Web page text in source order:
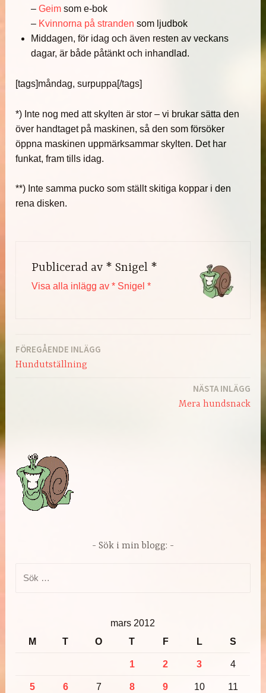
– Geimsom e-bok
– Kvinnorna på stranden som ljudbok
Middagen, för idag och även resten av veckans
dagar, är både påtänkt och inhandlad.
[tags]måndag, surpuppa[/tags]
*) Inte nog med att skylten är stor – vi brukar sätta den
över handtaget på maskinen, så den som försöker
öppna maskinen uppmärksammar skylten. Det har
funkat, fram tills idag.
**) Inte samma pucko som ställt skitiga koppar i den
rena disken.
Publicerad av * Snigel *
Visa alla inlägg av * Snigel *
Inläggsnavigering
FÖREGÅENDE INLÄGG
Hundutställning
NÄSTA INLÄGG
Mera hundsnack
Sök i min blogg:
mars 2012
M
T O T F L S
1 2 3 4
5 6 7 8 9 10 11